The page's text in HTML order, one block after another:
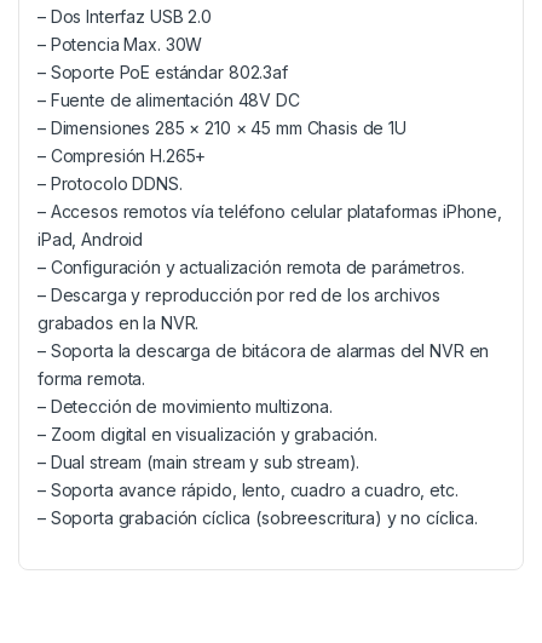
– Dos Interfaz USB 2.0
– Potencia Max. 30W
– Soporte PoE estándar 802.3af
– Fuente de alimentación 48V DC
– Dimensiones 285 × 210 × 45 mm Chasis de 1U
– Compresión H.265+
– Protocolo DDNS.
– Accesos remotos vía teléfono celular plataformas iPhone,
iPad, Android
– Configuración y actualización remota de parámetros.
– Descarga y reproducción por red de los archivos
grabados en la NVR.
– Soporta la descarga de bitácora de alarmas del NVR en
forma remota.
– Detección de movimiento multizona.
– Zoom digital en visualización y grabación.
– Dual stream (main stream y sub stream).
– Soporta avance rápido, lento, cuadro a cuadro, etc.
– Soporta grabación cíclica (sobreescritura) y no cíclica.